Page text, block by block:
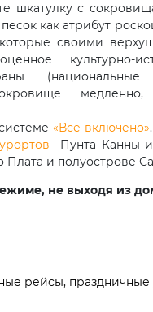
шкатулку с
как атрибут
своими
культурно-
(национальные
«Все включено»
Пунта Канны
Плата и полуострове
не выходя из
рейсы,